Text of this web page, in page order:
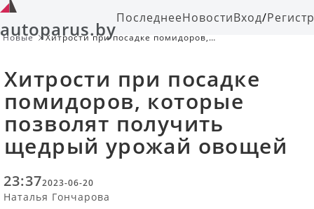
autoparus.byПоследнееНовостиВход/
Новые
Хитрости при посадке помидоров,
Хитрости при посадке
помидоров, которые
позволят получить
щедрый урожай овощей
23:372023-06-20
Наталья Гончарова